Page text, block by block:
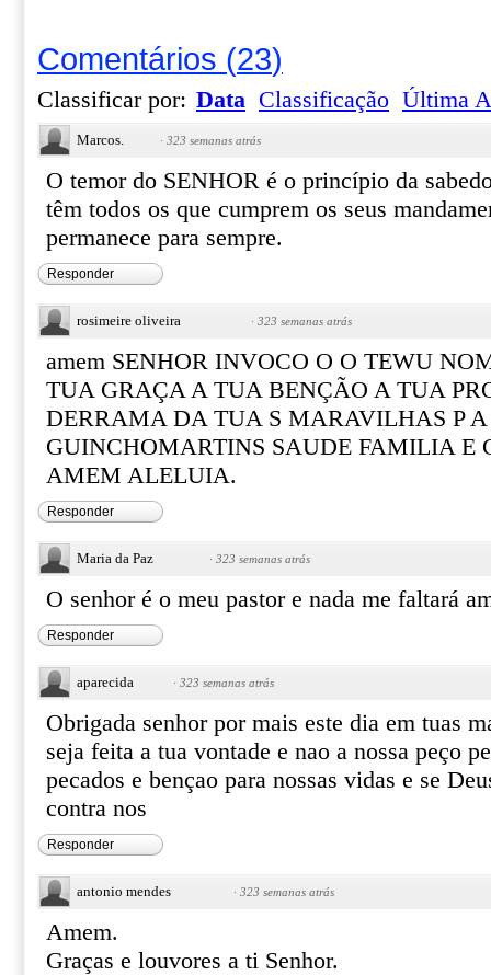
Comentários (23)
Classificar por: Data Classificação Última
Marcos. · 323 semanas atrás
O temor do SENHOR é o princípio da
têm todos os que cumprem os seus
permanece para sempre.
Responder
rosimeire oliveira · 323 semanas atrás
amem SENHOR INVOCO O O TEWU
TUA GRAÇA A TUA BENÇÃO A TUA
DERRAMA DA TUA S MARAVILHAS P A
GUINCHOMARTINS SAUDE FAMILIA E
AMEM ALELUIA.
Responder
Maria da Paz · 323 semanas atrás
O senhor é o meu pastor e nada me faltará
Responder
aparecida · 323 semanas atrás
Obrigada senhor por mais este dia em tuas
seja feita a tua vontade e nao a nossa peço
pecados e bençao para nossas vidas e se
contra nos
Responder
antonio mendes · 323 semanas atrás
Amem.
Graças e louvores a ti Senhor.